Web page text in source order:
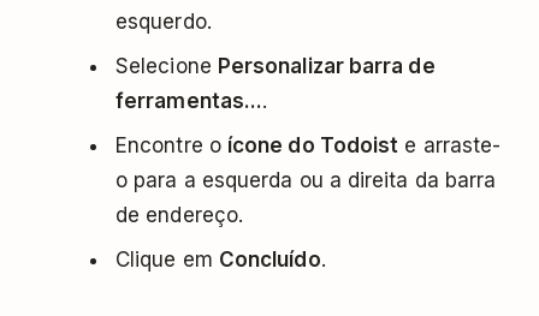
esquerdo.
Selecione Personalizar barra de
ferramentas....
Encontre o ícone do Todoist e arraste-
o para a esquerda ou a direita da barra
de endereço.
Clique em Concluído.